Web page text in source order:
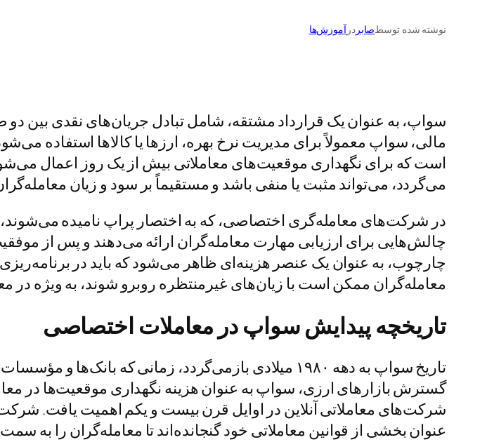
نوشته شده توسطصابردرآموزش‌ها
سواپ، به عنوان یک قرارداد مشتقه، شامل تبادل جریان‌های نقدی بین
مالی، سواپ معمولاً برای مدیریت نرخ بهره، ارزها یا کالاها استفاده
است که برای نگهداری موقعیت‌های معاملاتی بیش از یک روز اعمال
می‌گردد، می‌تواند مثبت یا منفی باشد و مستقیماً بر سود و زیان
در شرکت‌های معامله‌گری اختصاصی، که به اختصار پراپ نامیده
چالش‌هایی برای ارزیابی مهارت معامله‌گران ارائه می‌دهند و پس از
چارچوب، به عنوان یک عنصر هزینه‌ای ظاهر می‌شود که باید در
معامله‌گران ممکن است با زیان‌های غیرمنتظره روبرو شوند، به ویژه در
تاریخچه پیدایش سواپ در معاملات اختصاصی
تاریخ سواپ به دهه ۱۹۸۰ میلادی بازمی‌گردد، زمانی که
گسترش بازارهای ارزی، سواپ به عنوان هزینه نگهداری موقعیت‌ها در
شرکت‌های معاملاتی آنلاین در اوایل قرن بیست و یکم اهمیت یافت.
عنوان بخشی از قوانین معاملاتی خود گنجانده‌اند تا معامله‌گران را به